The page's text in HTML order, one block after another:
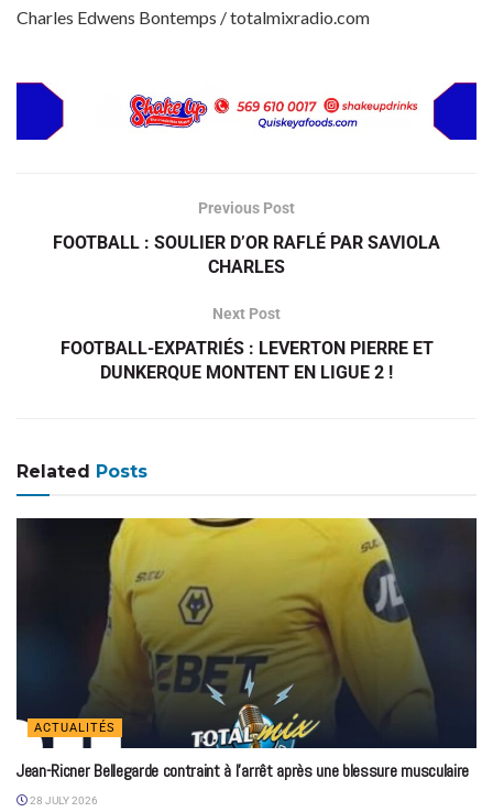
Charles Edwens Bontemps / totalmixradio.com
Previous Post
FOOTBALL : SOULIER D’OR RAFLÉ PAR SAVIOLA
CHARLES
Next Post
FOOTBALL-EXPATRIÉS : LEVERTON PIERRE ET
DUNKERQUE MONTENT EN LIGUE 2 !
Related Posts
ACTUALITÉS
Jean-Ricner Bellegarde contraint à l’arrêt après une blessure musculaire
28 JULY 2026